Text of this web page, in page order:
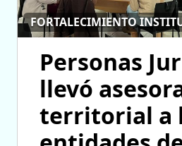
FORTALECIMIENTO
Personas
llevó
territorial a